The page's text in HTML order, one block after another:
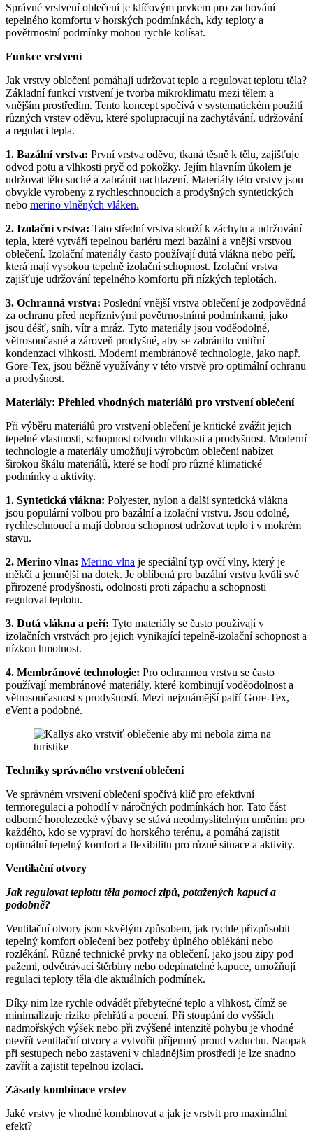
Správné vrstvení oblečení je klíčovým prvkem pro zachování
tepelného komfortu v horských podmínkách, kdy teploty a
povětrnostní podmínky mohou rychle kolísat.
Funkce vrstvení
Jak vrstvy oblečení pomáhají udržovat teplo a regulovat teplotu těla?
Základní funkcí vrstvení je tvorba mikroklimatu mezi tělem a
vnějším prostředím. Tento koncept spočívá v systematickém použití
různých vrstev oděvu, které spolupracují na zachytávání, udržování
a regulaci tepla.
1. Bazální vrstva: První vrstva oděvu, tkaná těsně k tělu, zajišťuje
odvod potu a vlhkosti pryč od pokožky. Jejím hlavním úkolem je
udržovat tělo suché a zabránit nachlazení. Materiály této vrstvy jsou
obvykle vyrobeny z rychleschnoucích a prodyšných syntetických
nebo merino vlněných vláken.
2. Izolační vrstva: Tato střední vrstva slouží k záchytu a udržování
tepla, které vytváří tepelnou bariéru mezi bazální a vnější vrstvou
oblečení. Izolační materiály často používají dutá vlákna nebo peří,
která mají vysokou tepelně izolační schopnost. Izolační vrstva
zajišťuje udržování tepelného komfortu při nízkých teplotách.
3. Ochranná vrstva: Poslední vnější vrstva oblečení je zodpovědná
za ochranu před nepříznivými povětrnostními podmínkami, jako
jsou déšť, sníh, vítr a mráz. Tyto materiály jsou voděodolné,
větrosoučasné a zároveň prodyšné, aby se zabránilo vnitřní
kondenzaci vlhkosti. Moderní membránové technologie, jako např.
Gore-Tex, jsou běžně využívány v této vrstvě pro optimální ochranu
a prodyšnost.
Materiály: Přehled vhodných materiálů pro vrstvení oblečení
Při výběru materiálů pro vrstvení oblečení je kritické zvážit jejich
tepelné vlastnosti, schopnost odvodu vlhkosti a prodyšnost. Moderní
technologie a materiály umožňují výrobcům oblečení nabízet
širokou škálu materiálů, které se hodí pro různé klimatické
podmínky a aktivity.
1. Syntetická vlákna: Polyester, nylon a další syntetická vlákna
jsou populární volbou pro bazální a izolační vrstvu. Jsou odolné,
rychleschnoucí a mají dobrou schopnost udržovat teplo i v mokrém
stavu.
2. Merino vlna: Merino vlna je speciální typ ovčí vlny, který je
měkčí a jemnější na dotek. Je oblíbená pro bazální vrstvu kvůli své
přirozené prodyšnosti, odolnosti proti zápachu a schopnosti
regulovat teplotu.
3. Dutá vlákna a peří: Tyto materiály se často používají v
izolačních vrstvách pro jejich vynikající tepelně-izolační schopnost a
nízkou hmotnost.
4. Membránové technologie: Pro ochrannou vrstvu se často
používají membránové materiály, které kombinují voděodolnost a
větrosoučasnost s prodyšností. Mezi nejznámější patří Gore-Tex,
eVent a podobné.
Techniky správného vrstvení oblečení
Ve správném vrstvení oblečení spočívá klíč pro efektivní
termoregulaci a pohodlí v náročných podmínkách hor. Tato část
odborné horolezecké výbavy se stává neodmyslitelným uměním pro
každého, kdo se vypraví do horského terénu, a pomáhá zajistit
optimální tepelný komfort a flexibilitu pro různé situace a aktivity.
Ventilační otvory
Jak regulovat teplotu těla pomocí zipů, potažených kapucí a
podobně?
Ventilační otvory jsou skvělým způsobem, jak rychle přizpůsobit
tepelný komfort oblečení bez potřeby úplného oblékání nebo
rozlékání. Různé technické prvky na oblečení, jako jsou zipy pod
pažemi, odvětrávací štěrbiny nebo odepínatelné kapuce, umožňují
regulaci teploty těla dle aktuálních podmínek.
Díky nim lze rychle odvádět přebytečné teplo a vlhkost, čímž se
minimalizuje riziko přehřátí a pocení. Při stoupání do vyšších
nadmořských výšek nebo při zvýšené intenzitě pohybu je vhodné
otevřít ventilační otvory a vytvořit příjemný proud vzduchu. Naopak
při sestupech nebo zastavení v chladnějším prostředí je lze snadno
zavřít a zajistit tepelnou izolaci.
Zásady kombinace vrstev
Jaké vrstvy je vhodné kombinovat a jak je vrstvit pro maximální
efekt?